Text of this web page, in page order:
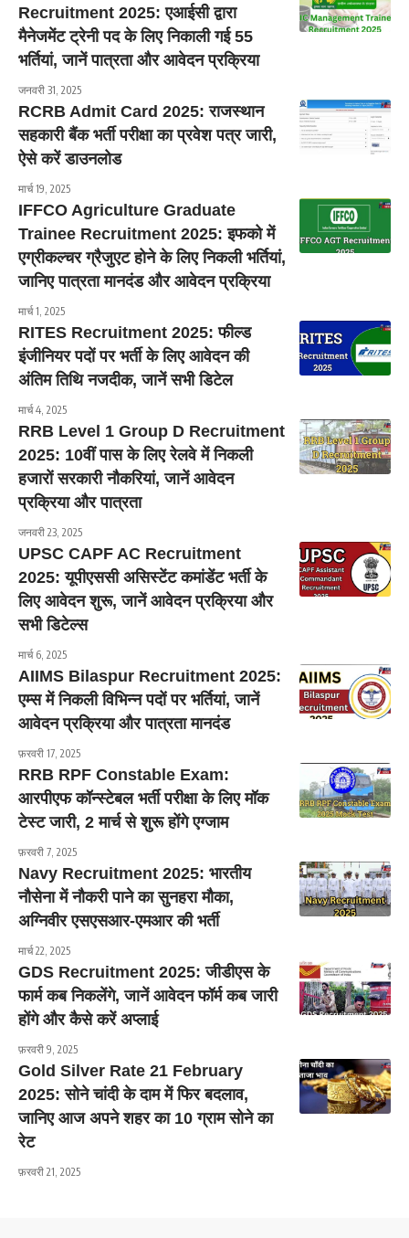
Recruitment 2025: एआईसी द्वारा
मैनेजमेंट ट्रेनी पद के लिए निकाली गई 55
भर्तियां, जानें पात्रता और आवेदन प्रक्रिया
जनवरी 31, 2025
RCRB Admit Card 2025: राजस्थान
सहकारी बैंक भर्ती परीक्षा का प्रवेश पत्र जारी,
ऐसे करें डाउनलोड
मार्च 19, 2025
IFFCO Agriculture Graduate
Trainee Recruitment 2025: इफको में
एग्रीकल्चर ग्रैजुएट होने के लिए निकली भर्तियां,
जानिए पात्रता मानदंड और आवेदन प्रक्रिया
मार्च 1, 2025
RITES Recruitment 2025: फील्ड
इंजीनियर पदों पर भर्ती के लिए आवेदन की
अंतिम तिथि नजदीक, जानें सभी डिटेल
मार्च 4, 2025
RRB Level 1 Group D Recruitment
2025: 10वीं पास के लिए रेलवे में निकली
हजारों सरकारी नौकरियां, जानें आवेदन
प्रक्रिया और पात्रता
जनवरी 23, 2025
UPSC CAPF AC Recruitment
2025: यूपीएससी असिस्टेंट कमांडेंट भर्ती के
लिए आवेदन शुरू, जानें आवेदन प्रक्रिया और
सभी डिटेल्स
मार्च 6, 2025
AIIMS Bilaspur Recruitment 2025:
एम्स में निकली विभिन्न पदों पर भर्तियां, जानें
आवेदन प्रक्रिया और पात्रता मानदंड
फ़रवरी 17, 2025
RRB RPF Constable Exam:
आरपीएफ कॉन्स्टेबल भर्ती परीक्षा के लिए मॉक
टेस्ट जारी, 2 मार्च से शुरू होंगे एग्जाम
फ़रवरी 7, 2025
Navy Recruitment 2025: भारतीय
नौसेना में नौकरी पाने का सुनहरा मौका,
अग्निवीर एसएसआर-एमआर की भर्ती
मार्च 22, 2025
GDS Recruitment 2025: जीडीएस के
फार्म कब निकलेंगे, जानें आवेदन फॉर्म कब जारी
होंगे और कैसे करें अप्लाई
फ़रवरी 9, 2025
Gold Silver Rate 21 February
2025: सोने चांदी के दाम में फिर बदलाव,
जानिए आज अपने शहर का 10 ग्राम सोने का
रेट
फ़रवरी 21, 2025